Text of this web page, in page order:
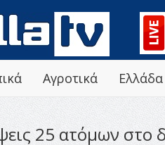
Αγροτικά Ελλάδα
25 ατόμων στο